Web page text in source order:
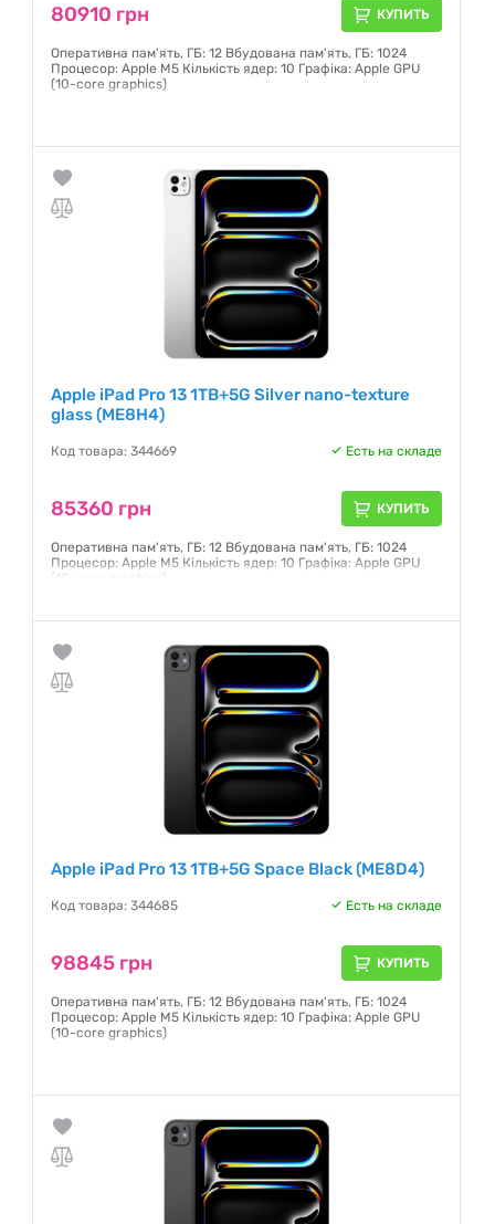
80910 грн КУПИТЬ
Оперативна пам'ять, ГБ: 12 Вбудована пам'ять, ГБ: 1024
Процесор: Apple M5 Кількість ядер: 10 Графіка: Apple GPU
(10-core graphics)
Apple iPad Pro 13 1TB+5G Silver nano-texture
glass (ME8H4)
Код товара: 344669 Есть на складе
85360 грн КУПИТЬ
Оперативна пам'ять, ГБ: 12 Вбудована пам'ять, ГБ: 1024
Процесор: Apple M5 Кількість ядер: 10 Графіка: Apple GPU
(10-core graphics)
Apple iPad Pro 13 1TB+5G Space Black (ME8D4)
Код товара: 344685 Есть на складе
98845 грн КУПИТЬ
Оперативна пам'ять, ГБ: 12 Вбудована пам'ять, ГБ: 1024
Процесор: Apple M5 Кількість ядер: 10 Графіка: Apple GPU
(10-core graphics)